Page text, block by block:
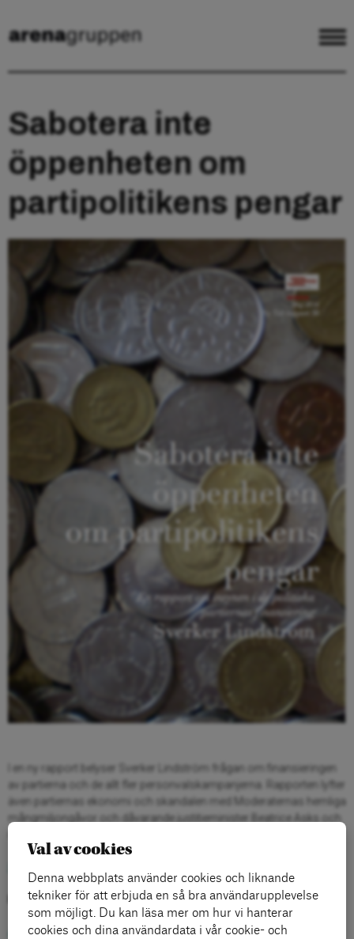
Sabotera inte
öppenheten om
partipolitikens pengar
I en ny rapport belyser Sverker Lindström frågan om finansieringen
av partierna och de allt fler personvalskampanjerna. Rapporten lyfter
även partiernas ekonomi och skandalen med Moderaternas hemliga
mångmiljongåvor och dåvarande justitieminister Beatrice Asks och
Kategorier:
Allmänt,Blogg
Val av cookies
Denna webbplats använder cookies och liknande
tekniker för att erbjuda en så bra användarupplevelse
som möjligt. Du kan läsa mer om hur vi hanterar
cookies och dina användardata i vår cookie- och